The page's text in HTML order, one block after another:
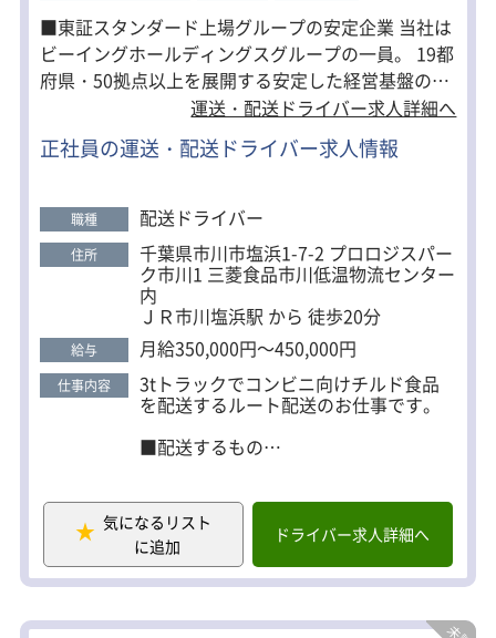
■東証スタンダード上場グループの安定企業 当社は
ビーイングホールディングスグループの一員。 19都
府県・50拠点以上を展開する安定した経営基盤のも
と、安心して長く働けます。 ■頑張り次第でぐんぐ
ん給与アップ！ 職能給制度があり、6万円以上昇給
するドライバーもいます。 経験を活かして月収45万
イバーとして経験を積んだ後は、配車や管理などの
運行管理者へキャリアチェンジも可能。 将来的に管
理職を目指したい方にもおすすめです。 ■免許取得
支援あり＆職場見学OK 中型免許などの取得費用は
会社負担。取得期間中の給与も保証します。 履歴書
不要・私服OKの職場見学も随時受付中です！ お気
軽にご応募ください♪
運送・配送ドライバー求人詳細へ
正社員の運送・配送ドライバー求人情報
職種 配送ドライバー
住所 千葉県市川市塩浜1-7-2 プロロジスパー
ク市川1 三菱食品市川低温物流センター
内
ＪＲ市川塩浜駅 から 徒歩20分
給与 月給350,000円～450,000円
仕事内容 3tトラックでコンビニ向けチルド食品
を配送するルート配送のお仕事です。
■配送するもの
■配送エリア
東京都・千葉県
※1日の走行距離：約100km前後
■配送件数
1日2回戦／合計10～12件程度
気になるリスト
に追加
ドライバー求人詳細へ